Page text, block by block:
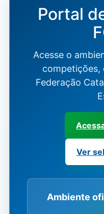
Portal
Acesse o
competições,
Federação
Ver
Ambiente